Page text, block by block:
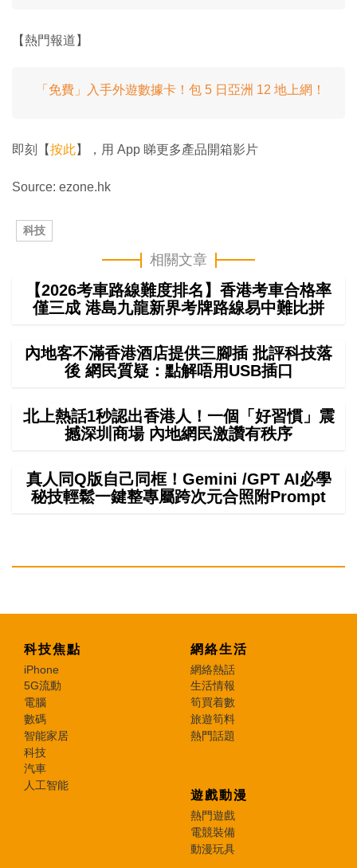
【熱門報道】
「免費」入手外遊數據卡！包 5 日亞洲 12 地上網！
即刻【按此】，用 App 睇更多產品開箱影片
Source: ezone.hk
科技
相關文章
【2026考車路線難度排名】香港考車合格率
僅三成 港島九龍新界考牌路線易中難比拼
內地客不滿香港酒店提供三腳插 批評科技落
後 網民質疑：點解唔用USB插口
北上熱話1秒認出香港人！一個「好習慣」震
撼深圳商場 內地網民激讚有秩序
真人同Q版自己同框！Gemini /GPT AI必學
秘技輕鬆一鍵整專屬跨次元合照附Prompt
科技焦點
iPhone
5G流動
電腦
數碼
智能家居
科技
汽車
人工智能
網絡生活
網絡熱話
生活情報
筍買着數
旅遊筍料
熱門話題
遊戲動漫
熱門遊戲
電競裝備
動漫玩具